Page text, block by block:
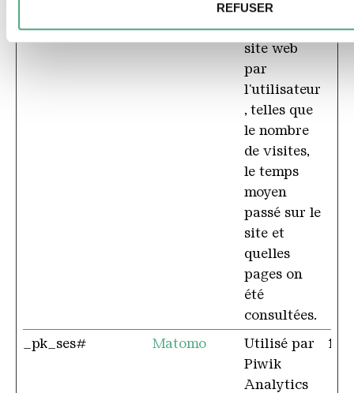
REFUSER
sur les
visites du
site web
par
l'utilisateur
, telles que
le nombre
de visites,
le temps
moyen
passé sur le
site et
quelles
pages on
été
consultées.
_pk_ses# Matomo
Utilisé par
Piwik
Analytics
1